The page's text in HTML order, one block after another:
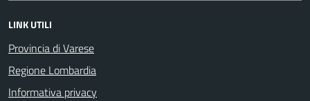
LINK UTILI
Provincia di Varese
Regione Lombardia
Informativa privacy